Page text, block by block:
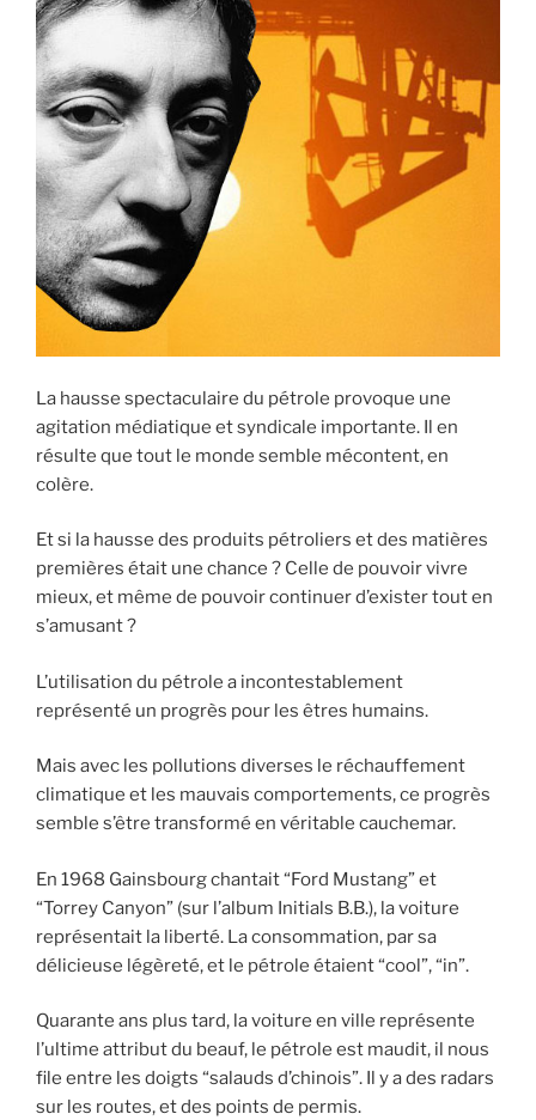
La hausse spectaculaire du pétrole provoque une
agitation médiatique et syndicale importante. Il en
résulte que tout le monde semble mécontent, en
colère.
Et si la hausse des produits pétroliers et des matières
premières était une chance ? Celle de pouvoir vivre
mieux, et même de pouvoir continuer d’exister tout en
s’amusant ?
L’utilisation du pétrole a incontestablement
représenté un progrès pour les êtres humains.
Mais avec les pollutions diverses le réchauffement
climatique et les mauvais comportements, ce progrès
semble s’être transformé en véritable cauchemar.
En 1968 Gainsbourg chantait “Ford Mustang” et
“Torrey Canyon” (sur l’album Initials B.B.), la voiture
représentait la liberté. La consommation, par sa
délicieuse légèreté, et le pétrole étaient “cool”, “in”.
Quarante ans plus tard, la voiture en ville représente
l’ultime attribut du beauf, le pétrole est maudit, il nous
file entre les doigts “salauds d’chinois”. Il y a des radars
sur les routes, et des points de permis.